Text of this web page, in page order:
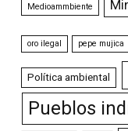
Medioammbiente
oro ilegal pepe mujica
Política ambiental
Pueblos